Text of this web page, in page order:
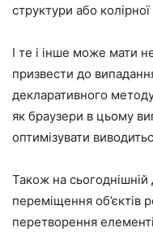
структури або
І те і інше може мати
призвести до
декларативного
як браузери в цьому
оптимізувати
Також на сьогоднішній
переміщення об’єктів
перетворення